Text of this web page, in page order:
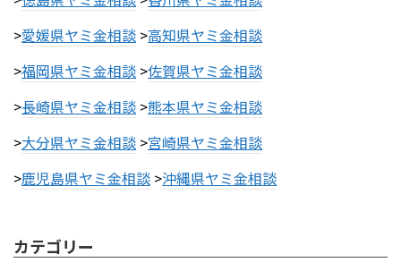
>愛媛県ヤミ金相談 >高知県ヤミ金相談
>福岡県ヤミ金相談 >佐賀県ヤミ金相談
>長崎県ヤミ金相談 >熊本県ヤミ金相談
>大分県ヤミ金相談 >宮崎県ヤミ金相談
>鹿児島県ヤミ金相談 >沖縄県ヤミ金相談
カテゴリー